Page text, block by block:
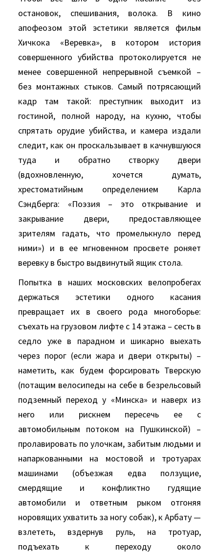
остановок, спешивания, волока. В кино
апофеозом этой эстетики является фильм
Хичкока «Веревка», в котором история
совершенного убийства протоколируется не
менее совершенной непрерывной съемкой –
без монтажных стыков. Самый потрясающий
кадр там такой: преступник выходит из
гостиной, полной народу, на кухню, чтобы
спрятать орудие убийства, и камера издали
следит, как он проскальзывает в качнувшуюся
туда и обратно створку двери
(вдохновленную, хочется думать,
хрестоматийным определением Карла
Сэндберга: «Поэзия – это открывание и
закрывание двери, предоставляющее
зрителям гадать, что промелькнуло перед
ними») и в ее мгновенном просвете роняет
веревку в быстро выдвинутый ящик стола.
Попытка в наших московских велопробегах
держаться эстетики одного касания
превращает их в своего рода многоборье:
съехать на грузовом лифте с 14 этажа – сесть в
седло уже в парадном и шикарно выехать
через порог (если жара и двери открыты) –
наметить, как будем форсировать Тверскую
(потащим велосипеды на себе в безрельсовый
подземный переход у «Минска» и наверх из
него или рискнем пересечь ее с
автомобильным потоком на Пушкинской) –
пролавировать по улочкам, забитым людьми и
напаркованными на мостовой и тротуарах
машинами (объезжая едва ползущие,
смердящие и конфликтно гудящие
автомобили и ответным рыком отгоняя
норовящих ухватить за ногу собак), к Арбату —
взлететь, вздернув руль, на тротуар,
подъехать к переходу около